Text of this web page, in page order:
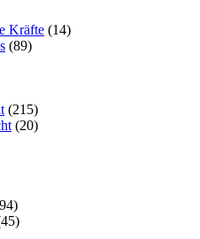
Kräfte (14)
(89)
(215)
(20)